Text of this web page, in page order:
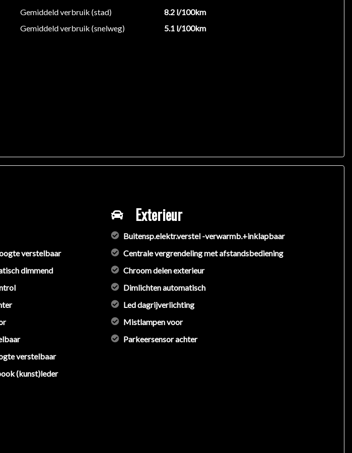
Gemiddeld verbruik (stad)
8.2 l/100km
Gemiddeld verbruik (snelweg)
5.1 l/100km
verstelbaar
dimmend
verstelbaar
(kunst)leder
Exterieur
Buitensp.elektr.verstel -verwarmb.+inklapbaar
Centrale vergrendeling met afstandsbediening
Chroom delen exterieur
Dimlichten automatisch
Led dagrijverlichting
Mistlampen voor
Parkeersensor achter